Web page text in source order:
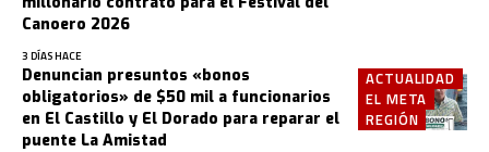
Canoero 2026
3 DÍAS HACE
ACTUALIDAD
EL META
REGIÓN
Denuncian presuntos «bonos
obligatorios» de $50 mil a funcionarios
en El Castillo y El Dorado para reparar el
puente La Amistad